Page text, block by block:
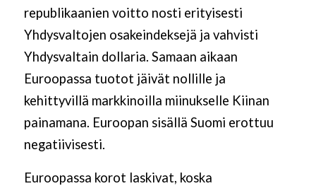
republikaanien voitto nosti erityisesti
Yhdysvaltojen osakeindeksejä ja vahvisti
Yhdysvaltain dollaria. Samaan aikaan
Euroopassa tuotot jäivät nollille ja
kehittyvillä markkinoilla miinukselle Kiinan
painamana. Euroopan sisällä Suomi erottuu
negatiivisesti.
Euroopassa korot laskivat, koska